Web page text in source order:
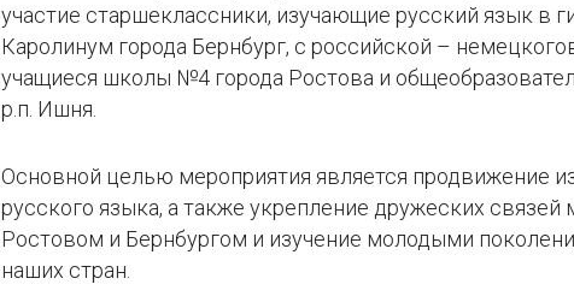
участие старшеклассники, изучающие русский язык в
Каролинум города Бернбург, с российской –
учащиеся школы №4 города Ростова и
р.п. Ишня.
Основной целью мероприятия является продвижение
русского языка, а также укрепление дружеских связей
Ростовом и Бернбургом и изучение молодыми
наших стран.